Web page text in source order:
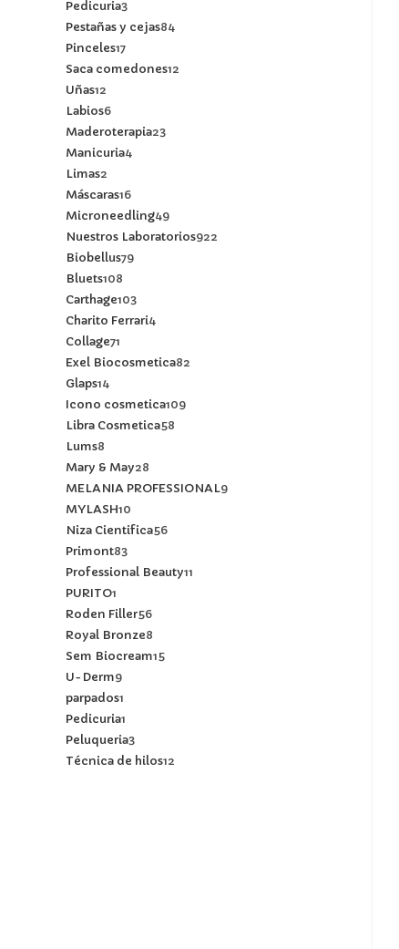
Pedicuria3
Pestañas y cejas84
Pinceles17
Saca comedones12
Uñas12
Labios6
Maderoterapia23
Manicuria4
Limas2
Máscaras16
Microneedling49
Nuestros Laboratorios922
Biobellus79
Bluets108
Carthage103
Charito Ferrari4
Collage71
Exel Biocosmetica82
Glaps14
Icono cosmetica109
Libra Cosmetica58
Lums8
Mary & May28
MELANIA PROFESSIONAL9
MYLASH10
Niza Cientifica56
Primont83
Professional Beauty11
PURITO1
Roden Filler56
Royal Bronze8
Sem Biocream15
U-Derm9
parpados1
Pedicuria1
Peluqueria3
Técnica de hilos12